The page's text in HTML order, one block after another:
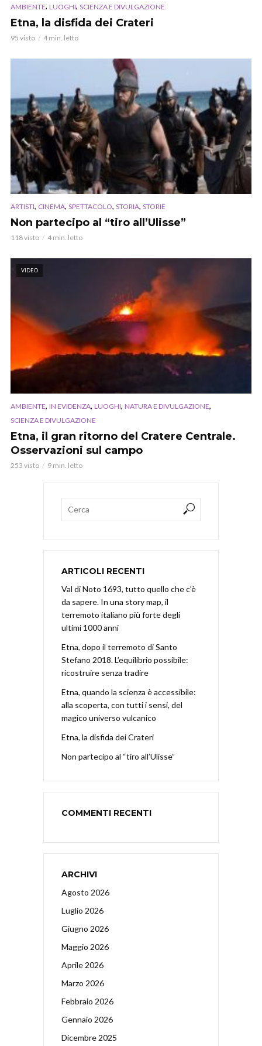
AMBIENTE, LUOGHI, SCIENZA E DIVULGAZIONE
Etna, la disfida dei Crateri
95 visto 4 min. letto
ARTISTI, CINEMA, SPETTACOLO, STORIA, STORIE
Non partecipo al “tiro all’Ulisse”
118 visto 4 min. letto
VIDEO
AMBIENTE, IN EVIDENZA, LUOGHI, NATURA E DIVULGAZIONE,
SCIENZA E DIVULGAZIONE
Etna, il gran ritorno del Cratere Centrale.
Osservazioni sul campo
253 visto 9 min. letto
ARTICOLI RECENTI
Val di Noto 1693, tutto quello che c’è
da sapere. In una story map, il
terremoto italiano più forte degli
ultimi 1000 anni
Etna, dopo il terremoto di Santo
Stefano 2018. L’equilibrio possibile:
ricostruire senza tradire
Etna, quando la scienza è accessibile:
alla scoperta, con tutti i sensi, del
magico universo vulcanico
Etna, la disfida dei Crateri
Non partecipo al “tiro all’Ulisse”
COMMENTI RECENTI
ARCHIVI
Agosto 2026
Luglio 2026
Giugno 2026
Maggio 2026
Aprile 2026
Marzo 2026
Febbraio 2026
Gennaio 2026
Dicembre 2025